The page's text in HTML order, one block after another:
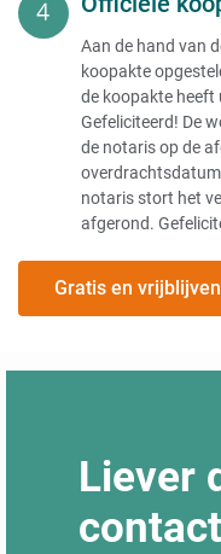
Aan de hand van
koopakte
de koopakte heeft
Gefeliciteerd! De
de notaris op de
notaris stort het
afgerond.
Gratis en
Liever